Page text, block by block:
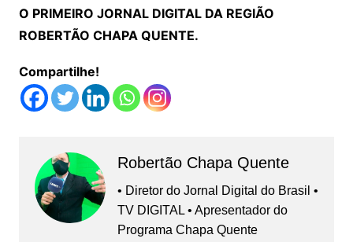
O PRIMEIRO JORNAL DIGITAL DA REGIÃO
ROBERTÃO CHAPA QUENTE.
Compartilhe!
Robertão Chapa Quente
• Diretor do Jornal Digital do Brasil •
TV DIGITAL • Apresentador do
Programa Chapa Quente